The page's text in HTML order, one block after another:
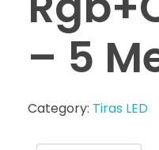
– 5
Category: Tiras LED